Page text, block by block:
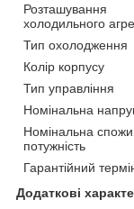
Розташування
холодильного
Тип охолодження
Колір корпусу
Тип управління
Номінальна
Номінальна
потужність
Гарантійний
Додаткові